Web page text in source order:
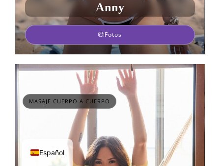
Anny
Fotos
MASAJE CUERPO A CUERPO
Español